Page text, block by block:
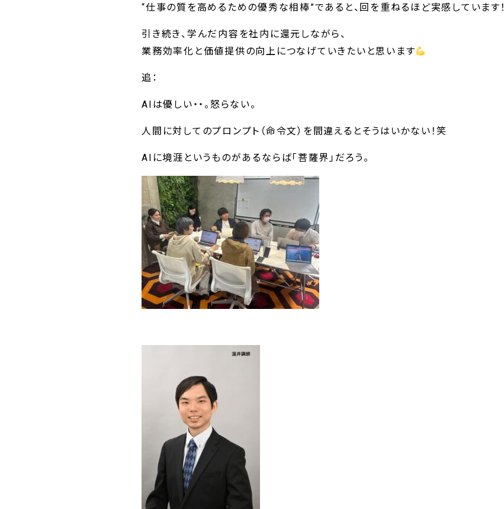
“仕事の質を高めるための優秀な相棒”であると、回を重ねるほど実感しています！
引き続き、学んだ内容を社内に還元しながら、
業務効率化と価値提供の向上につなげていきたいと思います
追：
AIは優しい・・。怒らない。
人間に対してのプロンプト（命令文）を間違えるとそうはいかない！笑
AIに境涯というものがあるならば「菩薩界」だろう。